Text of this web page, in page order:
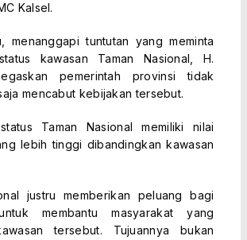
Kalsel.
menanggapi tuntutan yang meminta
kawasan Taman Nasional, H.
pemerintah provinsi tidak
mencabut kebijakan tersebut.
Taman Nasional memiliki nilai
lebih tinggi dibandingkan kawasan
justru memberikan peluang bagi
membantu masyarakat yang
tersebut. Tujuannya bukan